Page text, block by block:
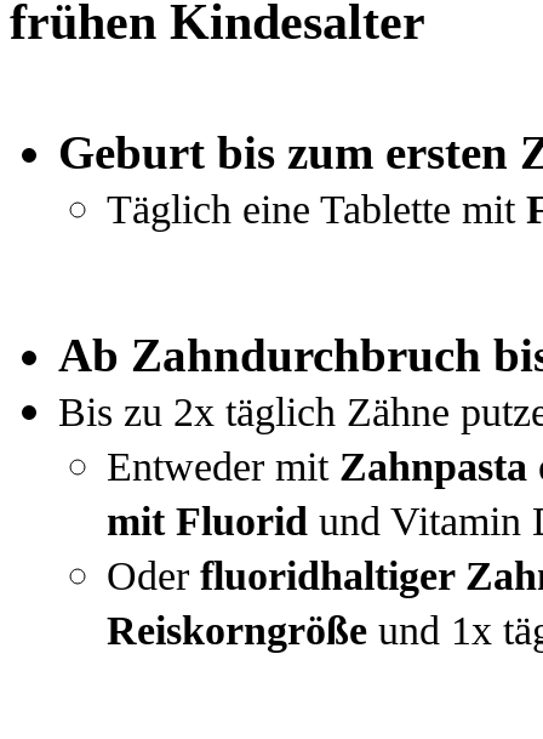
frühen Kindesalter
Geburt bis zum ersten
Täglich eine Tablette mit
Ab Zahndurchbruch
Bis zu 2x täglich Zähne
Entweder mit
mit Fluorid und Vitamin
Oder fluoridhaltiger
Reiskorngröße und 1x